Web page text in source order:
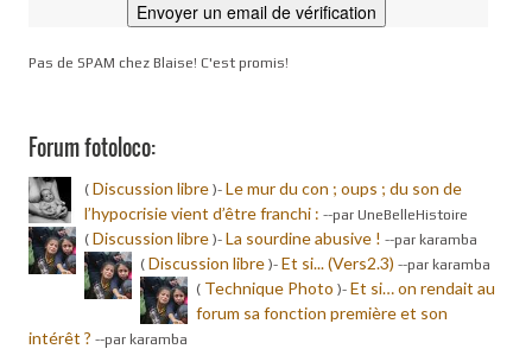
Pas de SPAM chez Blaise! C'est promis!
Forum fotoloco:
( Discussion libre )- Le mur du con ; oups ; du son de
l’hypocrisie vient d’être franchi : --par UneBelleHistoire
( Discussion libre )- La sourdine abusive ! --par karamba
( Discussion libre )- Et si... (Vers2.3) --par karamba
( Technique Photo )- Et si… on rendait au
forum sa fonction première et son
intérêt ? --par karamba